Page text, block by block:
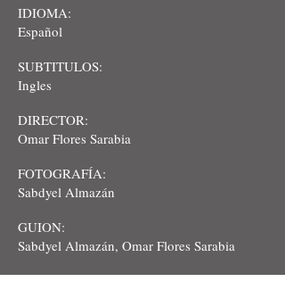
IDIOMA:
Español
SUBTITULOS:
Ingles
DIRECTOR:
Omar Flores Sarabia
FOTOGRAFÍA:
Sabdyel Almazán
GUION:
Sabdyel Almazán, Omar Flores Sarabia
REPARTO: